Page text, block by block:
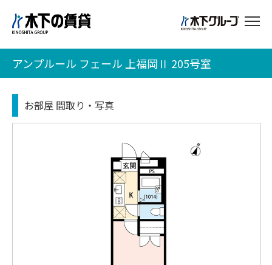
アンプルール フェール 上福岡Ⅱ 205号室
お部屋 間取り・写真